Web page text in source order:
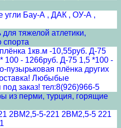
угли Бау-А , ДАК , ОУ-А ,
тяжелой атлетики,
спорта
1кв.м -10,55руб. Д-75
100 - 1266руб. Д-75 1,5 *100 -
пузырьковая плёнка других
Любыбые
заказ! тел:8(926)966-5
из перми, турция, горящие
2ВМ2,5-5-221 2ВМ2,5-5 221